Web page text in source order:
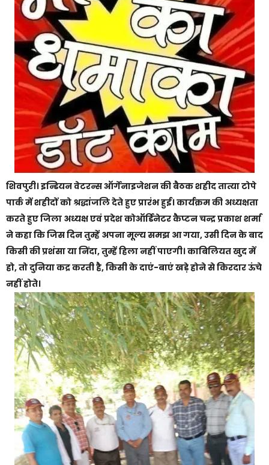
शिवपुरी। इन्डियन वेटरन्स ऑर्गेनाइजेशन की बैठक शहीद तात्या टोपे
पार्क में शहीदों को श्रद्धांजलि देते हुए प्रारंभ हुई। कार्यक्रम की अध्यक्षता
करते हुए जिला अध्यक्ष एवं प्रदेश कोऑर्डिनेटर कैप्टन चन्द्र प्रकाश शर्मा
ने कहा कि जिस दिन तुम्हें अपना मूल्य समझ आ गया, उसी दिन के बाद
किसी की प्रशंसा या निंदा, तुम्हें हिला नहीं पाएगी। काबिलियत खुद में
हो, तो दुनिया कद्र करती है, किसी के दाएं-बाएं खड़े होने से किरदार ऊंचे
नहीं होते।